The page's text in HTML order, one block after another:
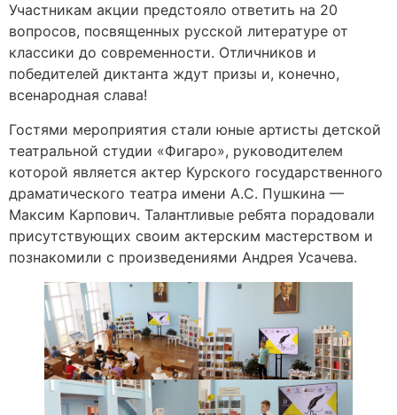
Участникам акции предстояло ответить на 20
вопросов, посвященных русской литературе от
классики до современности. Отличников и
победителей диктанта ждут призы и, конечно,
всенародная слава!
Гостями мероприятия стали юные артисты детской
театральной студии «Фигаро», руководителем
которой является актер Курского государственного
драматического театра имени А.С. Пушкина —
Максим Карпович. Талантливые ребята порадовали
присутствующих своим актерским мастерством и
познакомили с произведениями Андрея Усачева.